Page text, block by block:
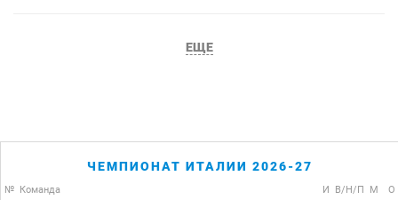
ЕЩЕ
ЧЕМПИОНАТ ИТАЛИИ 2026-27
№ Команда И В/Н/П М О